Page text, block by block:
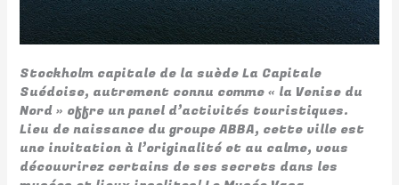
Stockholm capitale de la suède La Capitale
Suédoise, autrement connu comme « la Venise du
Nord » offre un panel d’activités touristiques.
Lieu de naissance du groupe ABBA, cette ville est
une invitation à l’originalité et au calme, vous
découvrirez certains de ses secrets dans les